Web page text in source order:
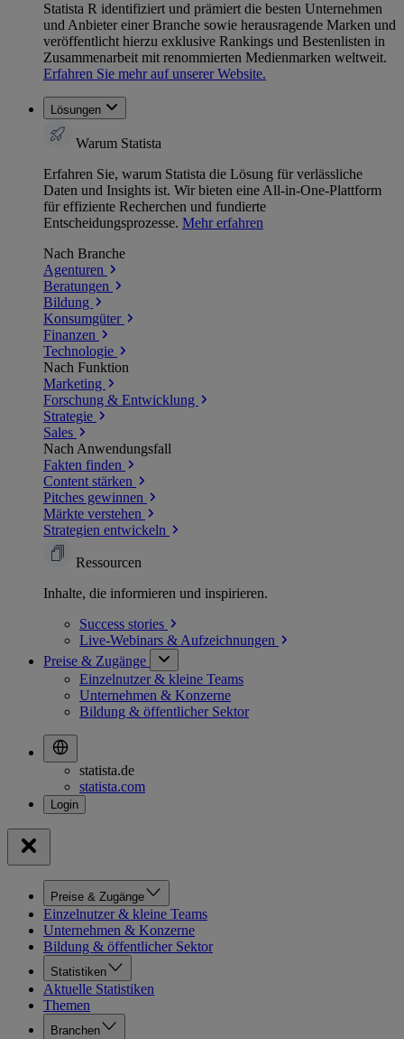
Statista R identifiziert und prämiert die besten Unternehmen
und Anbieter einer Branche sowie herausragende Marken und
veröffentlicht hierzu exklusive Rankings und Bestenlisten in
Zusammenarbeit mit renommierten Medienmarken weltweit.
Erfahren Sie mehr auf unserer Website.
Lösungen
Warum Statista
Erfahren Sie, warum Statista die Lösung für verlässliche
Daten und Insights ist. Wir bieten eine All-in-One-Plattform
für effiziente Recherchen und fundierte
Entscheidungsprozesse. Mehr erfahren
Nach Branche
Agenturen
Beratungen
Bildung
Konsumgüter
Finanzen
Technologie
Nach Funktion
Marketing
Forschung & Entwicklung
Strategie
Sales
Nach Anwendungsfall
Fakten finden
Content stärken
Pitches gewinnen
Märkte verstehen
Strategien entwickeln
Ressourcen
Inhalte, die informieren und inspirieren.
Success stories
Live-Webinars & Aufzeichnungen
Preise & Zugänge
Einzelnutzer & kleine Teams
Unternehmen & Konzerne
Bildung & öffentlicher Sektor
statista.de
statista.com
Preise & Zugänge
Einzelnutzer & kleine Teams
Unternehmen & Konzerne
Bildung & öffentlicher Sektor
Statistiken
Aktuelle Statistiken
Themen
Branchen